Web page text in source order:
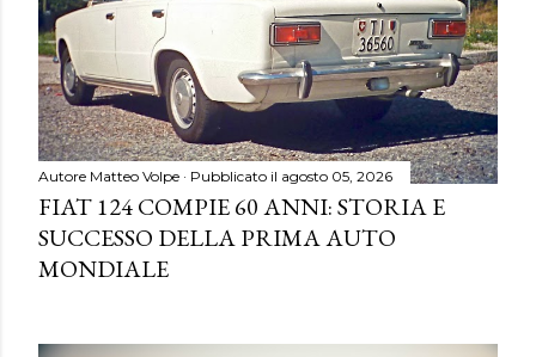
Autore Matteo Volpe Pubblicato il agosto 05, 2026
FIAT 124 COMPIE 60 ANNI: STORIA E
SUCCESSO DELLA PRIMA AUTO
MONDIALE